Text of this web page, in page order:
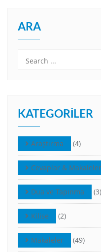
ARA
KATEGORILER
Araştırma (4)
Cevaplar & Makaleler
Dua ve Tapınma (3)
Kilise (2)
Makaleler (49)